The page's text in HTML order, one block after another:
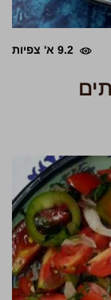
9.2 א' צפיות